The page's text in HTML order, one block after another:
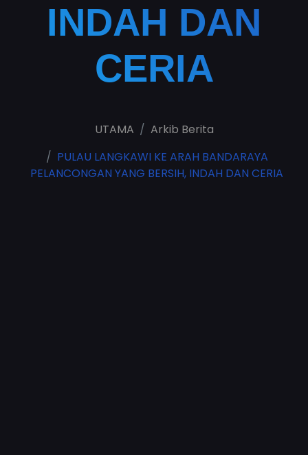
INDAH DAN
CERIA
UTAMA
Arkib Berita
PULAU LANGKAWI KE ARAH BANDARAYA
PELANCONGAN YANG BERSIH, INDAH DAN CERIA